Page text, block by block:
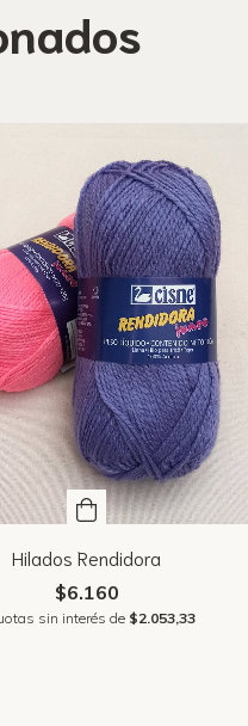
Hilados Rendidora
$6.160
sin interés de $2.053,33